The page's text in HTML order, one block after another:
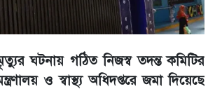
ঘটনায় গঠিত নিজস্ব তদন্ত কমিটির
ও স্বাস্থ্য অধিদপ্তরে জমা দিয়েছে